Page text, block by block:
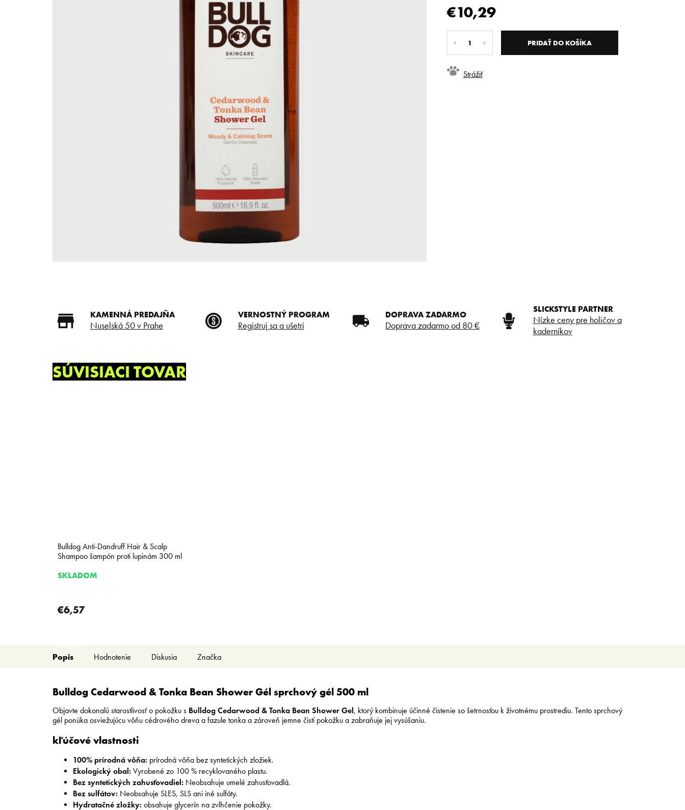
€10,29
Jednotková
cena:
PRIDAŤ DO KOŠÍKA
Strážiť
KAMENNÁ PREDAJŇA
Nuselská 50 v Prahe
VERNOSTNÝ PROGRAM
Registruj sa a ušetri
DOPRAVA ZADARMO
Doprava zadarmo od 80 €
SLICKSTYLE PARTNER
Nízke ceny pre holičov a
kaderníkov
SÚVISIACI TOVAR
Bulldog Anti-Dandruff Hair & Scalp
Shampoo šampón proti lupinám 300 ml
SKLADOM
€6,57
Popis Hodnotenie Diskusia Značka
Bulldog Cedarwood & Tonka Bean Shower Gél sprchový gél 500 ml
Objavte dokonalú starostlivosť o pokožku s Bulldog Cedarwood & Tonka Bean Shower Gel , ktorý kombinuje účinné čistenie so šetrnosťou k životnému prostrediu. Tento sprchový
gél ponúka osviežujúcu vôňu cédrového dreva a fazule tonka a zároveň jemne čistí pokožku a zabraňuje jej vysúšaniu.
kľúčové vlastnosti
100% prírodná vôňa: prírodná vôňa bez syntetických zložiek.
Ekologický obal: Vyrobené zo 100 % recyklovaného plastu.
Bez syntetických zahusťovadiel: Neobsahuje umelé zahusťovadlá.
Bez sulfátov: Neobsahuje SLES, SLS ani iné sulfáty.
Hydratačné zložky: obsahuje glycerín na zvlhčenie pokožky.